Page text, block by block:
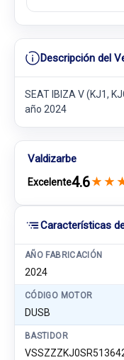
Características
AÑO FABRICACIÓN
2024
CÓDIGO MOTOR
DUSB
BASTIDOR
Descripción del
SEAT IBIZA V (KJ1,
año 2024
Valdizarbe
Excelente4.6★ ★